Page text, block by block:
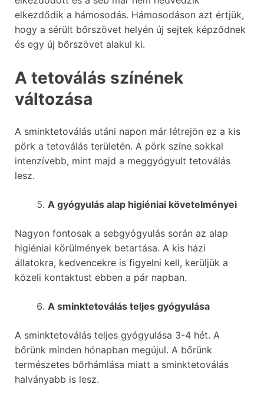
elkezdődik a hámosodás. Hámosodáson azt értjük,
hogy a sérült bőrszövet helyén új sejtek képződnek
és egy új bőrszövet alakul ki.
A tetoválás színének
változása
A sminktetoválás utáni napon már létrejön ez a kis
pörk a tetoválás területén. A pörk színe sokkal
intenzívebb, mint majd a meggyógyult tetoválás
lesz.
A gyógyulás alap higiéniai követelményei
Nagyon fontosak a sebgyógyulás során az alap
higiéniai körülmények betartása. A kis házi
állatokra, kedvencekre is figyelni kell, kerüljük a
közeli kontaktust ebben a pár napban.
A sminktetoválás teljes gyógyulása
A sminktetoválás teljes gyógyulása 3-4 hét. A
bőrünk minden hónapban megújul. A bőrünk
természetes bőrhámlása miatt a sminktetoválás
halványabb is lesz.